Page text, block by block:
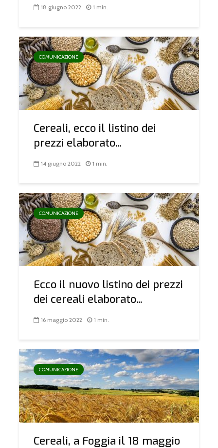
18 giugno 2022 1 min.
COMUNICAZIONE
Cereali, ecco il listino dei
prezzi elaborato...
14 giugno 2022 1 min.
COMUNICAZIONE
Ecco il nuovo listino dei prezzi
dei cereali elaborato...
16 maggio 2022 1 min.
COMUNICAZIONE
Cereali, a Foggia il 18 maggio